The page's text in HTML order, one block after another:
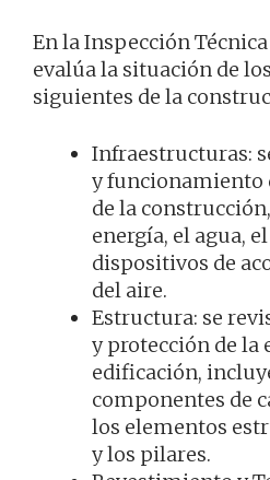
En la Inspección
evalúa la situación de
siguientes de la
Infraestructuras:
y funcionamiento
de la
energía, el agua,
dispositivos de
del aire.
Estructura: se
y protección de la
edificación,
componentes de
los elementos
y los pilares.